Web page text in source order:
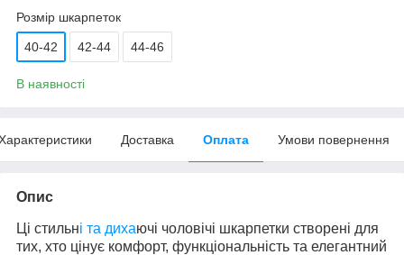
Розмір шкарпеток
40-42 42-44 44-46
В наявності
Доставка Оплата Умови повернення
Опис
Ці стильні та дихаючі чоловічі шкарпетки створені для
тих, хто цінує комфорт, функціональність та елегантний